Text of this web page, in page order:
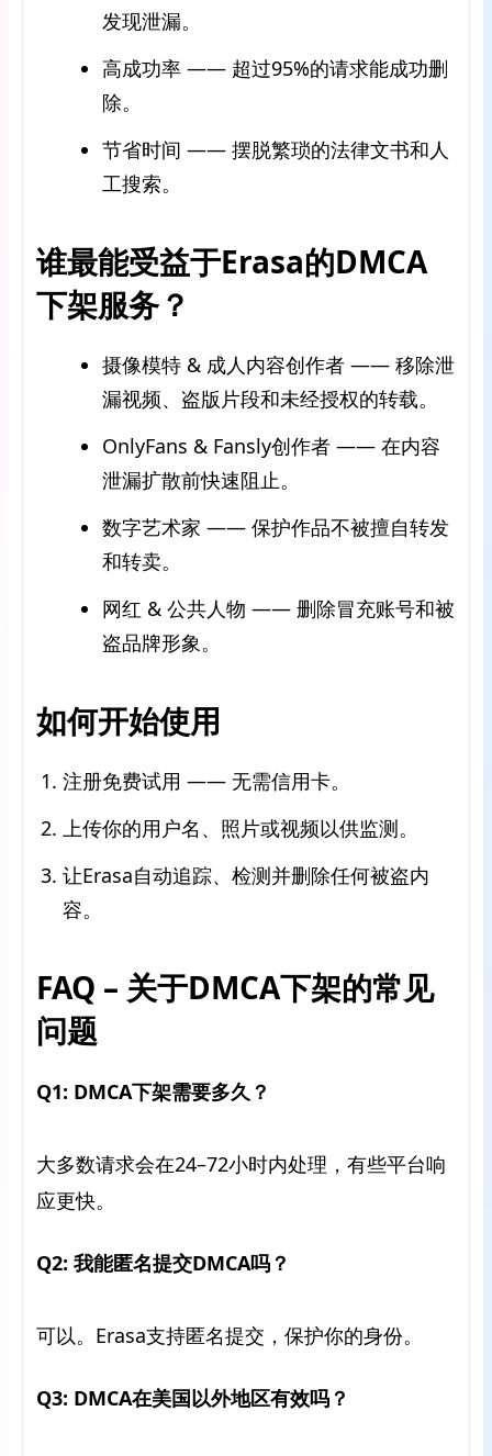
发现泄漏。
高成功率 —— 超过95%的请求能成功删
除。
节省时间 —— 摆脱繁琐的法律文书和人
工搜索。
谁最能受益于Erasa的DMCA
下架服务？
摄像模特 & 成人内容创作者 —— 移除泄
漏视频、盗版片段和未经授权的转载。
OnlyFans & Fansly创作者 —— 在内容
泄漏扩散前快速阻止。
数字艺术家 —— 保护作品不被擅自转发
和转卖。
网红 & 公共人物 —— 删除冒充账号和被
盗品牌形象。
如何开始使用
注册免费试用 —— 无需信用卡。
上传你的用户名、照片或视频以供监测。
让Erasa自动追踪、检测并删除任何被盗内
容。
FAQ – 关于DMCA下架的常见
问题
Q1: DMCA下架需要多久？
大多数请求会在24–72小时内处理，有些平台响
应更快。
Q2: 我能匿名提交DMCA吗？
可以。Erasa支持匿名提交，保护你的身份。
Q3: DMCA在美国以外地区有效吗？